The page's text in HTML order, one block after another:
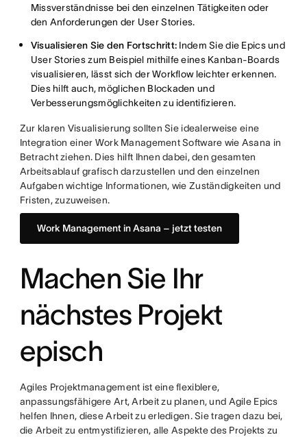
Missverständnisse bei den einzelnen Tätigkeiten oder
den Anforderungen der User Stories.
Visualisieren Sie den Fortschritt: Indem Sie die Epics und
User Stories zum Beispiel mithilfe eines Kanban-Boards
visualisieren, lässt sich der Workflow leichter erkennen.
Dies hilft auch, möglichen Blockaden und
Verbesserungsmöglichkeiten zu identifizieren.
Zur klaren Visualisierung sollten Sie idealerweise eine
Integration einer Work Management Software wie Asana in
Betracht ziehen. Dies hilft Ihnen dabei, den gesamten
Arbeitsablauf grafisch darzustellen und den einzelnen
Aufgaben wichtige Informationen, wie Zuständigkeiten und
Fristen, zuzuweisen.
Work Management in Asana – jetzt testen
Machen Sie Ihr
nächstes Projekt
episch
Agiles Projektmanagement ist eine flexiblere,
anpassungsfähigere Art, Arbeit zu planen, und Agile Epics
helfen Ihnen, diese Arbeit zu erledigen. Sie tragen dazu bei,
die Arbeit zu entmystifizieren, alle Aspekte des Projekts zu